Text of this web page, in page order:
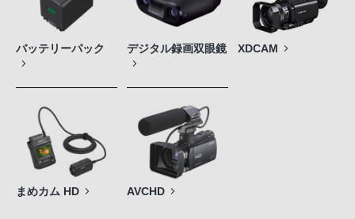
バッテリーパック デジタル録画双眼鏡 XDCAM
まめカム HD AVCHD